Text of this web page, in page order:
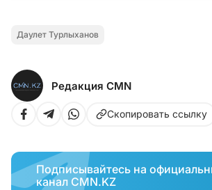
Даулет Турлыханов
Редакция CMN
Скопировать ссылку
Подписывайтесь на
канал CMN.KZ